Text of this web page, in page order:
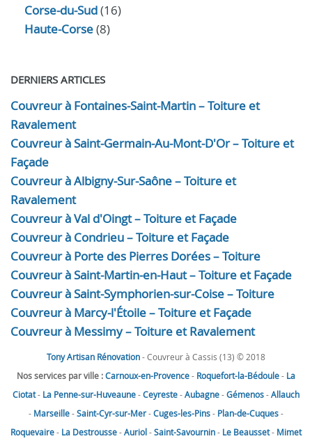
Corse-du-Sud(16)
Haute-Corse(8)
DERNIERS ARTICLES
Couvreur à Fontaines-Saint-Martin – Toiture et
Ravalement
Couvreur à Saint-Germain-Au-Mont-D'Or – Toiture et
Façade
Couvreur à Albigny-Sur-Saône – Toiture et
Ravalement
Couvreur à Val d'Oingt – Toiture et Façade
Couvreur à Condrieu – Toiture et Façade
Couvreur à Porte des Pierres Dorées – Toiture
Couvreur à Saint-Martin-en-Haut – Toiture et Façade
Couvreur à Saint-Symphorien-sur-Coise – Toiture
Couvreur à Marcy-l'Étoile – Toiture et Façade
Couvreur à Messimy – Toiture et Ravalement
Tony Artisan Rénovation- Couvreur à Cassis (13) © 2018
Nos services par ville :Carnoux-en-Provence- Roquefort-la-Bédoule- La
Ciotat- La Penne-sur-Huveaune-Ceyreste-Aubagne-Gémenos-Allauch
- Marseille-Saint-Cyr-sur-Mer-Cuges-les-Pins- Plan-de-Cuques-
Roquevaire- La Destrousse-Auriol-Saint-Savournin- Le Beausset- Mimet